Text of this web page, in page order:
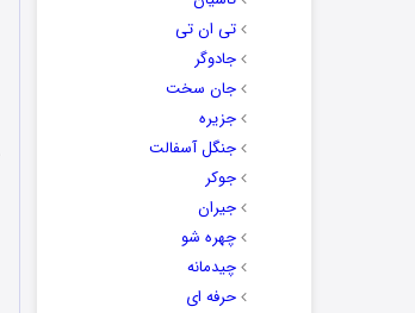
تی ان تی
جادوگر
جان سخت
جزیره
جنگل آسفالت
جوکر
جیران
چهره شو
چیدمانه
حرفه ای